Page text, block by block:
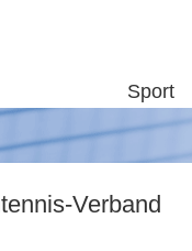
Sport
Verband